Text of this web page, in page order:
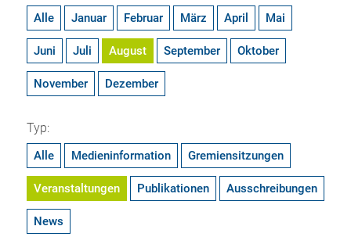
Alle Januar Februar März April Mai
Juni Juli August September Oktober
November Dezember
Typ:
Alle Medieninformation Gremiensitzungen
Veranstaltungen Publikationen Ausschreibungen
News